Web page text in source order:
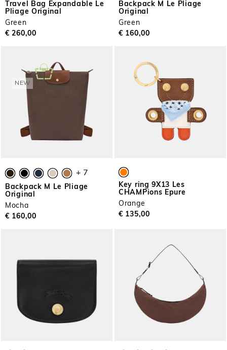
Travel Bag Expandable Le
Pliage Original
Green
€ 260,00
Backpack M Le Pliage
Original
Green
€ 160,00
NEW
+ 7
Backpack M Le Pliage
Original
Mocha
€ 160,00
Key ring 9X13 Les
CHAMPions Epure
Orange
€ 135,00